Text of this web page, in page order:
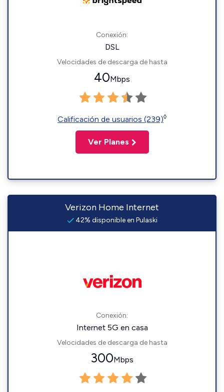
Conexión:
DSL
Velocidades de descarga de hasta
40Mbps
Calificación de usuarios (239)◊
Ver Planes
Verizon Home Internet
42% disponible en Pulaski
Conexión:
Internet 5G en casa
Velocidades de descarga de hasta
300Mbps